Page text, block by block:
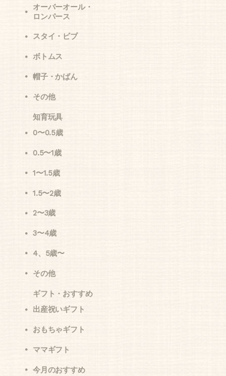
オーバーオール・
ロンパース
スタイ・ビブ
ボトムス
帽子・かばん
その他
知育玩具
0〜0.5歳
0.5〜1歳
1〜1.5歳
1.5〜2歳
2〜3歳
3〜4歳
4、5歳〜
その他
ギフト・おすすめ
出産祝いギフト
おもちゃギフト
ママギフト
今月のおすすめ